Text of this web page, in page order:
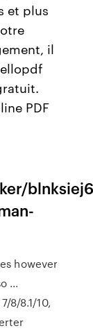
et plus
il
PDF
however
...
8/8.1/10,